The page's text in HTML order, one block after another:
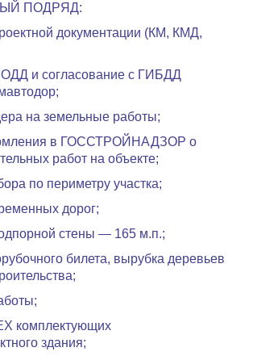
ПОДРЯД:
документации (КМ, КМД,
и согласование с ГИБДД
на земельные работы;
в ГОССТРОЙНАДЗОР о
работ на объекте;
по периметру участка;
дорог;
стены — 165 м.п.;
билета, вырубка деревьев
комплектующих
здания;